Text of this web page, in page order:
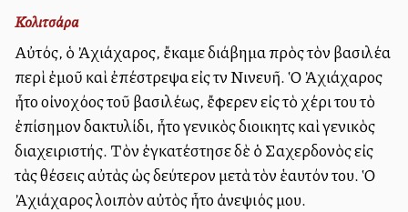
Κολιτσάρα
Αὐτός, ὁ Ἀχιάχαρος, ἔκαμε διάβημα πρὸς τὸν βασιλέα
περὶ ἐμοῦ καὶ ἐπέστρεψα εἰς τὴν Νινευῆ. Ὁ Ἀχιάχαρος
ἦτο οἰνοχόος τοῦ βασιλέως, ἔφερεν εἰς τὸ χέρι του τὸ
ἐπίσημον δακτυλίδι, ἦτο γενικὸς διοικητὴς καὶ γενικὸς
διαχειριστής. Τὸν ἐγκατέστησε δὲ ὁ Σαχερδονὸς εἰς
τὰς θέσεις αὐτὰς ὡς δεύτερον μετὰ τὸν ἑαυτόν του. Ὁ
Ἀχιάχαρος λοιπὸν αὐτὸς ἦτο ἀνεψιός μου.